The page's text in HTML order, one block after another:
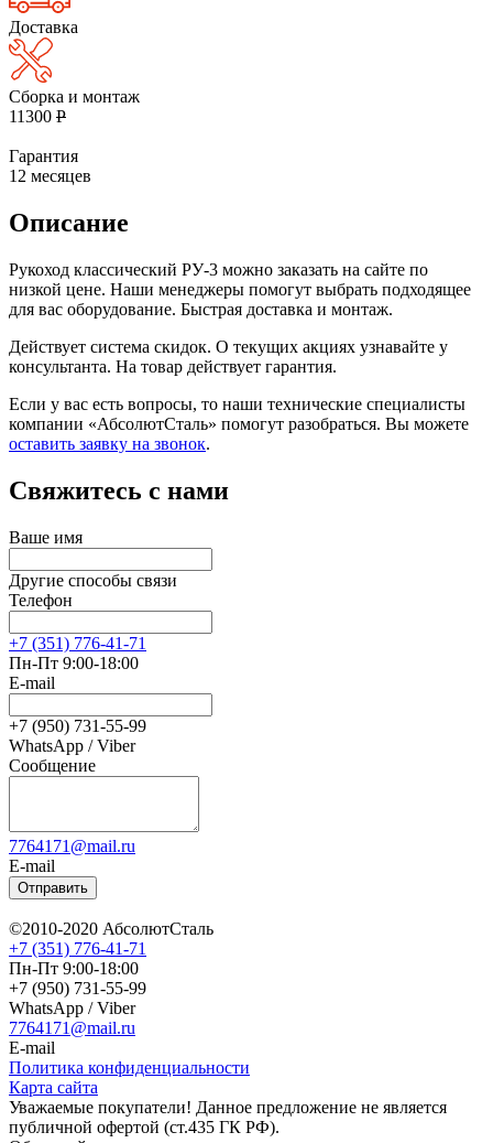
Доставка
Сборка и монтаж
11300 Р
Гарантия
12 месяцев
Описание
Рукоход классический РУ-3 можно заказать на сайте по
низкой цене. Наши менеджеры помогут выбрать подходящее
для вас оборудование. Быстрая доставка и монтаж.
Действует система скидок. О текущих акциях узнавайте у
консультанта. На товар действует гарантия.
Если у вас есть вопросы, то наши технические специалисты
компании «АбсолютСталь» помогут разобраться. Вы можете
оставить заявку на звонок.
Свяжитесь с нами
Ваше имя
Другие способы связи
Телефон
+7 (351) 776-41-71
Пн-Пт 9:00-18:00
E-mail
+7 (950) 731-55-99
WhatsApp / Viber
Сообщение
7764171@mail.ru
E-mail
Отправить
©2010-2020 АбсолютСталь
+7 (351) 776-41-71
Пн-Пт 9:00-18:00
+7 (950) 731-55-99
WhatsApp / Viber
7764171@mail.ru
E-mail
Политика конфиденциальности
Карта сайта
Уважаемые покупатели! Данное предложение не является
публичной офертой (ст.435 ГК РФ).